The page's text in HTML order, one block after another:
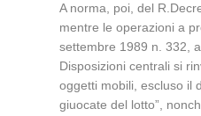
A norma, poi, del
mentre le operazioni a
settembre 1989 n. 332,
Disposizioni centrali si
oggetti mobili, escluso il
giuocate del lotto”,